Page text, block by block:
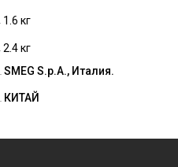
1.6 кг
2.4 кг
SMEG S.p.A., Италия.
КИТАЙ